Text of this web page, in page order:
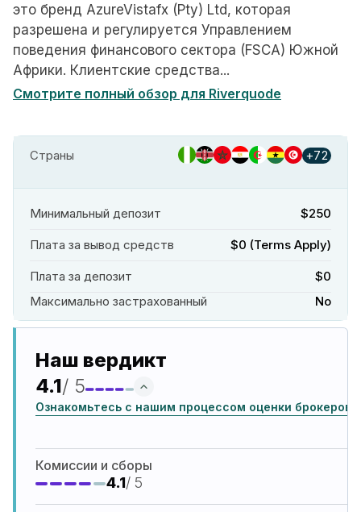
это бренд AzureVistafx (Pty) Ltd, которая
разрешена и регулируется Управлением
поведения финансового сектора (FSCA) Южной
Африки. Клиентские средства...
Смотрите полный обзор для Riverquode
Страны +72
Минимальный депозит $250
Плата за вывод средств $0 (Terms Apply)
Плата за депозит
$0
Максимально застрахованный
No
Наш вердикт
4.1/ 5
Ознакомьтесь с нашим процессом оценки брокеров
Комиссии и сборы
4.1/ 5